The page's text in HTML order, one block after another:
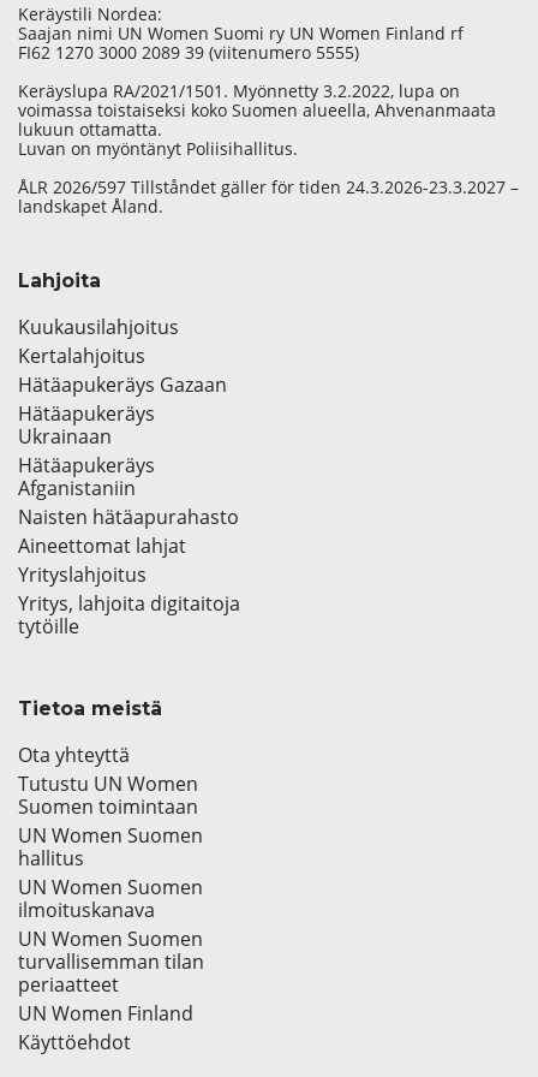
Keräystili Nordea:
Saajan nimi UN Women Suomi ry UN Women Finland rf
FI62 1270 3000 2089 39 (viitenumero 5555)
Keräyslupa RA/2021/1501. Myönnetty 3.2.2022, lupa on
voimassa toistaiseksi koko Suomen alueella, Ahvenanmaata
lukuun ottamatta.
Luvan on myöntänyt Poliisihallitus.
ÅLR 2026/597 Tillståndet gäller för tiden 24.3.2026-23.3.2027 –
landskapet Åland.
Lahjoita
Kuukausilahjoitus
Kertalahjoitus
Hätäapukeräys Gazaan
Hätäapukeräys
Ukrainaan
Hätäapukeräys
Afganistaniin
Naisten hätäapurahasto
Aineettomat lahjat
Yrityslahjoitus
Yritys, lahjoita digitaitoja
tytöille
Tietoa meistä
Ota yhteyttä
Tutustu UN Women
Suomen toimintaan
UN Women Suomen
hallitus
UN Women Suomen
ilmoituskanava
UN Women Suomen
turvallisemman tilan
periaatteet
UN Women Finland
Käyttöehdot